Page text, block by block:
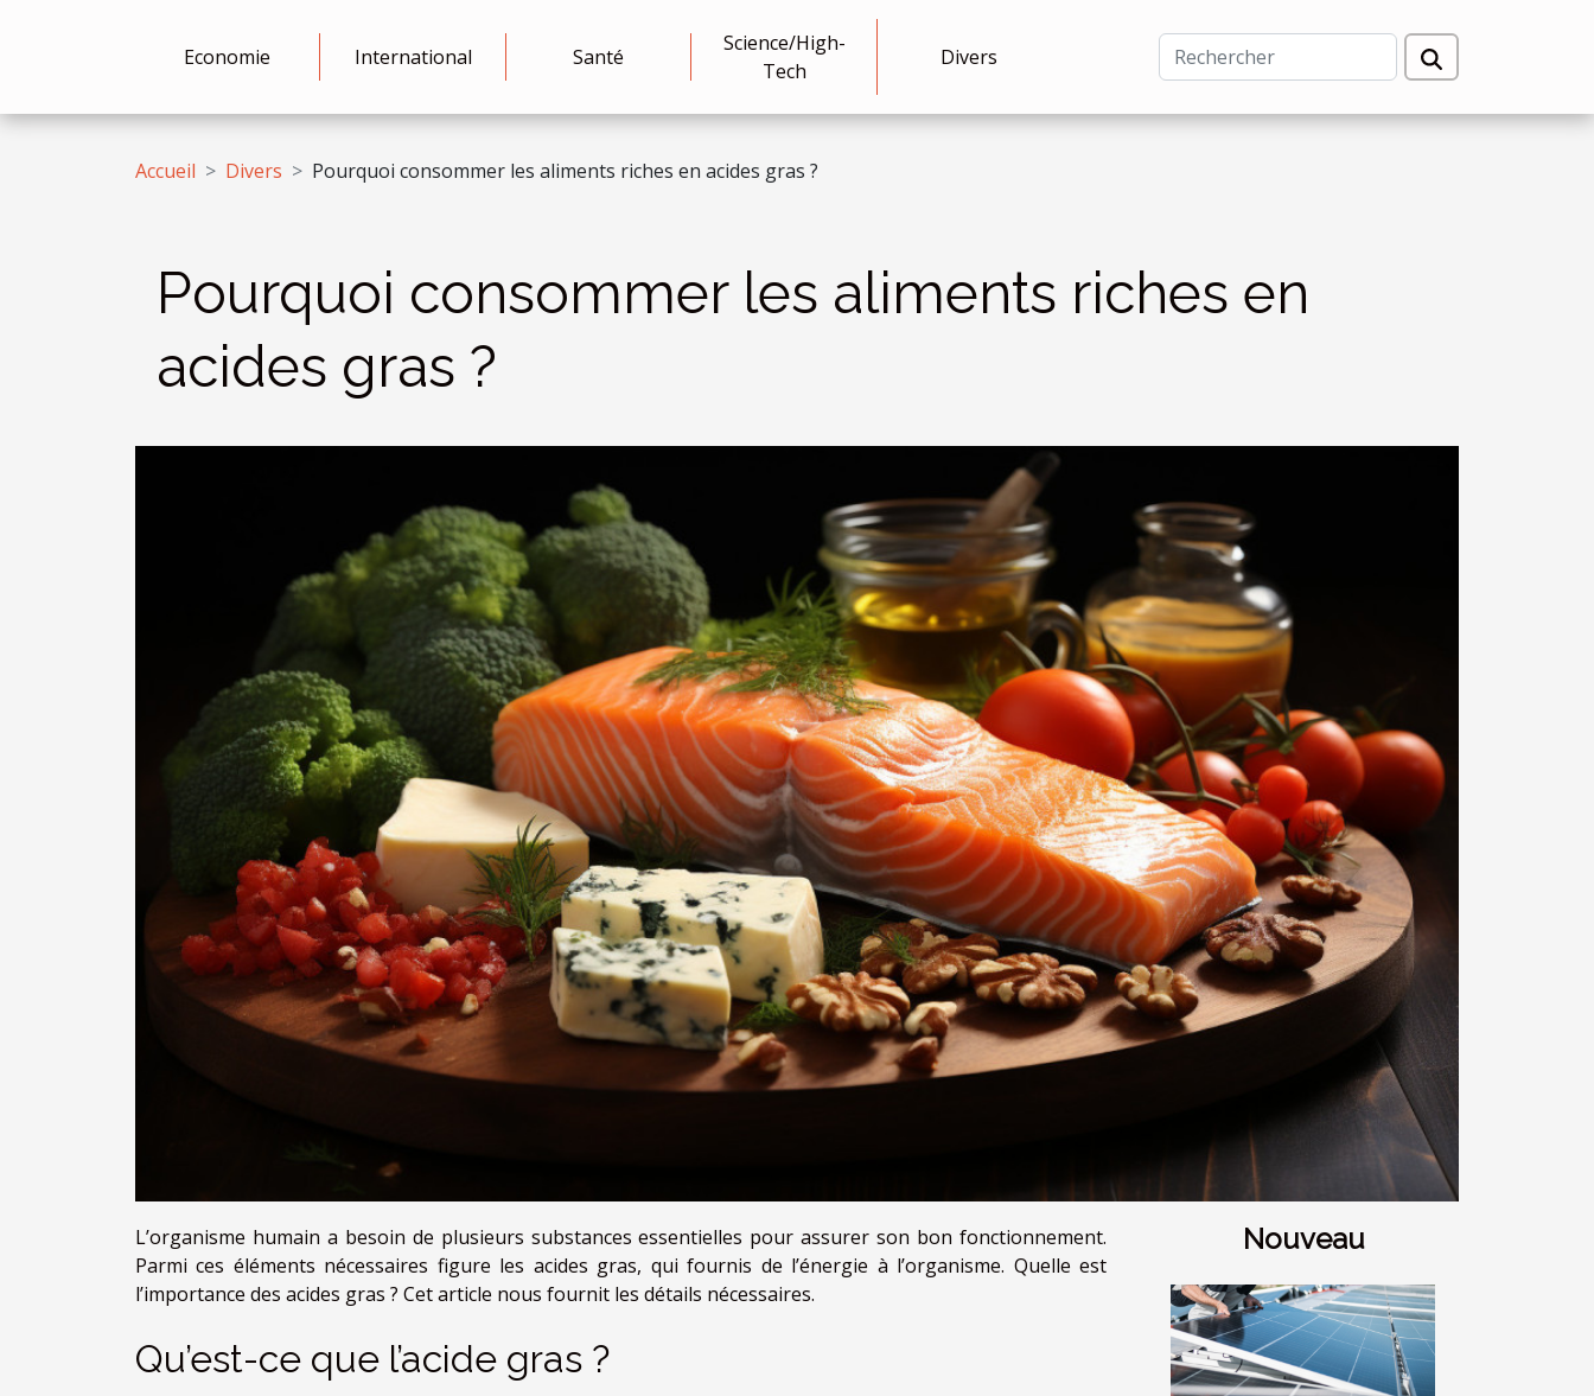
Economie International Santé
Science/High-
Tech
Divers
Accueil Divers Pourquoi consommer les aliments riches en acides gras ?
Pourquoi consommer les aliments riches en
acides gras ?
L’organisme humain a besoin de plusieurs substances essentielles pour assurer son bon fonctionnement.
Parmi ces éléments nécessaires figure les acides gras, qui fournis de l’énergie à l’organisme. Quelle est
l’importance des acides gras ? Cet article nous fournit les détails nécessaires.
Qu’est-ce que l’acide gras ?
Nouveau